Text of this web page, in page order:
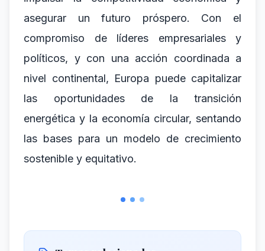
asegurar un futuro próspero. Con el
compromiso de líderes empresariales y
políticos, y con una acción coordinada a
nivel continental, Europa puede capitalizar
las oportunidades de la transición
energética y la economía circular, sentando
las bases para un modelo de crecimiento
sostenible y equitativo.